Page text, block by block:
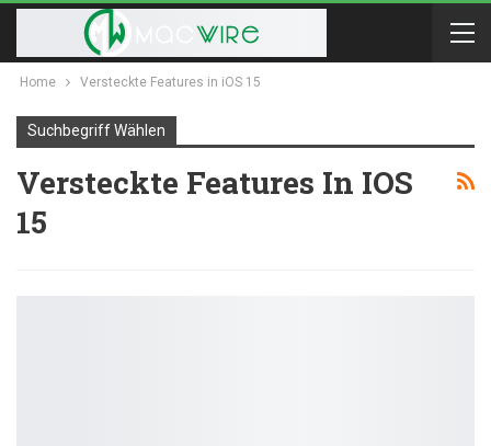
Home Versteckte Features in iOS 15
Suchbegriff Wählen
Versteckte Features In IOS
15